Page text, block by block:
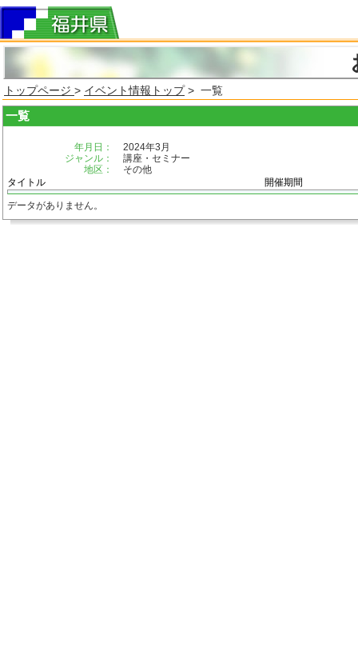
トップページ > イベント情報トップ> 一覧
一覧
年月日：
2024年3月
ジャンル：
講座・セミナー
地区：
その他
タイトル
開催期間
データがありません。